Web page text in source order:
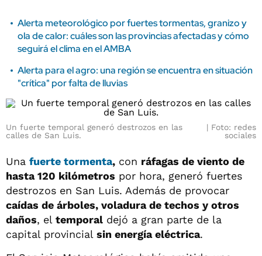
Alerta meteorológico por fuertes tormentas, granizo y
ola de calor: cuáles son las provincias afectadas y cómo
seguirá el clima en el AMBA
Alerta para el agro: una región se encuentra en situación
"crítica" por falta de lluvias
Un fuerte temporal generó destrozos en las
calles de San Luis.
Foto: redes
sociales
Una fuerte tormenta, con ráfagas de viento de
hasta 120 kilómetros por hora, generó fuertes
destrozos en San Luis. Además de provocar
caídas de árboles, voladura de techos y otros
daños, el temporal dejó a gran parte de la
capital provincial sin energía eléctrica.